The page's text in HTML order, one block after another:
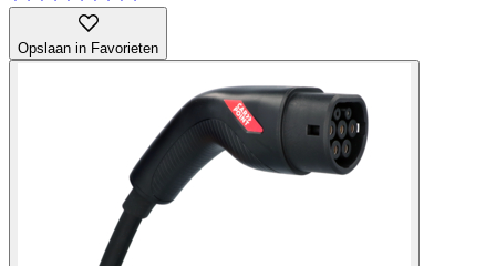
Opslaan in Favorieten